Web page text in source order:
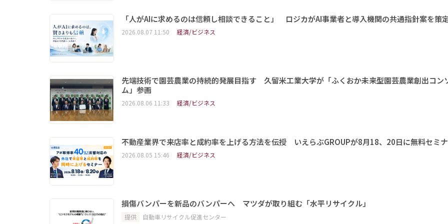
「人がAIに求めるのは信頼し相談できること」 ロジカがAI事業者と導入機関の共通指針案を策
2026.08.07 11:50 経済/ビジネス
先端技術で園芸農業の持続的発展目指す 久留米工業大学が「ふくおか未来型園芸農業創出コン
ム」参画
2026.08.06 11:33 経済/ビジネス
不動産業界で来店率と成約率を上げる方法を伝授 いえらぶGROUPが8月18、20日に無料セミ
2026.08.05 15:46 経済/ビジネス
損傷バンパーを新品のバンパーへ マツダが取り組む「水平リサイクル」
提供 自動車リサイクル促進センター